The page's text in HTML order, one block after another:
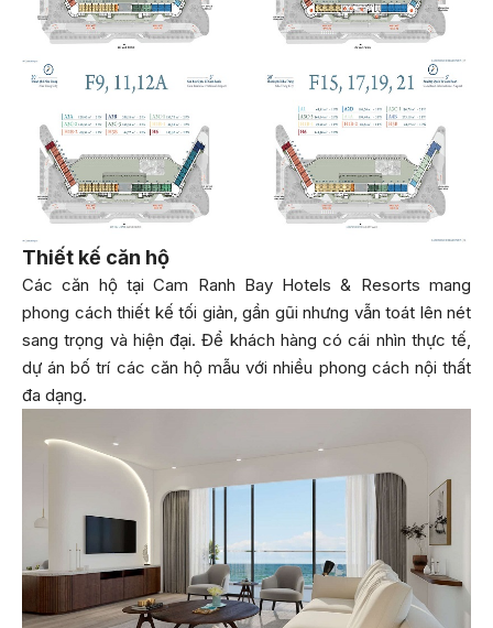
Thiết kế căn hộ
Các căn hộ tại Cam Ranh Bay Hotels & Resorts mang
phong cách thiết kế tối giản, gần gũi nhưng vẫn toát lên nét
sang trọng và hiện đại. Để khách hàng có cái nhìn thực tế,
dự án bố trí các căn hộ mẫu với nhiều phong cách nội thất
đa dạng.